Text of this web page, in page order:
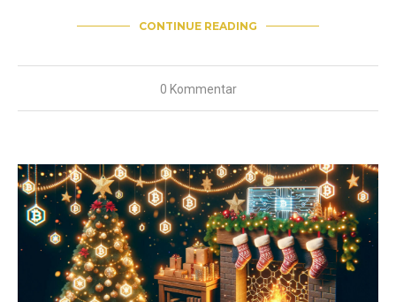
CONTINUE READING
0 Kommentar